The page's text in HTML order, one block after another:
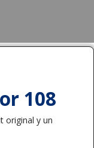
108
original y un